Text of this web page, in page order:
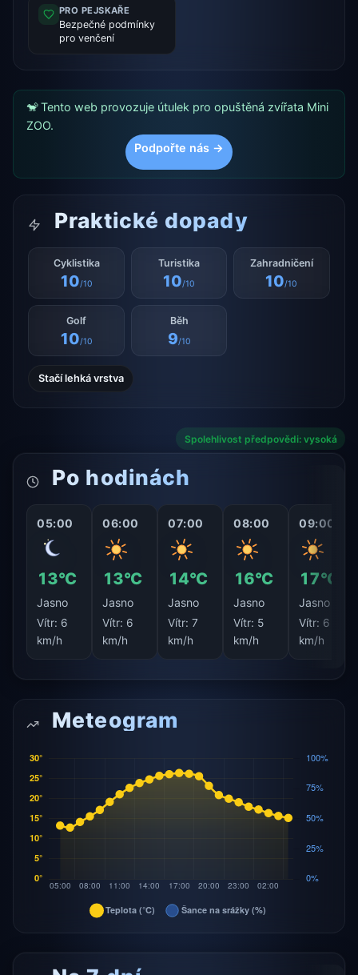
PRO PEJSKAŘE
Bezpečné podmínky
pro venčení
🐒 Tento web provozuje útulek pro opuštěná zvířata Mini
ZOO.
Podpořte nás →
Praktické dopady
Cyklistika
10/10
Turistika
10/10
Zahradničení
10/10
Golf
10/10
Běh
9/10
Stačí lehká vrstva
Spolehlivost předpovědi: vysoká
Po hodinách
05:00
13°C
Jasno
Vítr: 6
km/h
06:00
13°C
Jasno
Vítr: 6
km/h
07:00
14°C
Jasno
Vítr: 7
km/h
08:00
16°C
Jasno
Vítr: 5
km/h
09:00
17°C
Jasno
Vítr: 6
km/h
Meteogram